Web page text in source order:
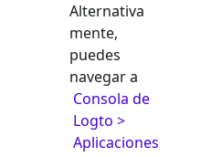
Alternativa
mente,
puedes
navegar a
Consola de
Logto >
Aplicaciones